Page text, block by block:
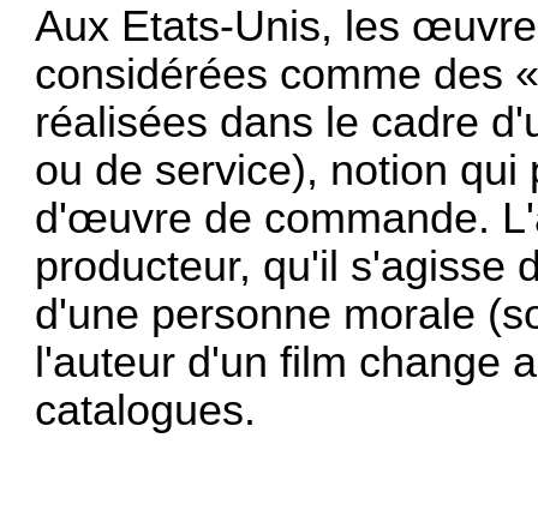
Aux Etats-Unis, les
considérées comme des
réalisées dans le cadre
ou de service), notion
d'œuvre de commande.
producteur, qu'il s'agisse
d'une personne morale
l'auteur d'un film change
catalogues.